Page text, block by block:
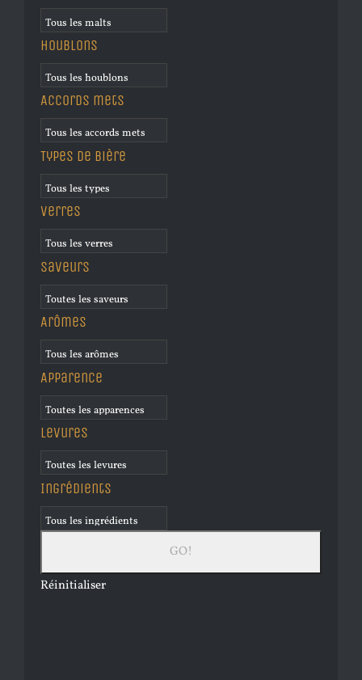
Houblons
Accords mets
Types de bière
Verres
Saveurs
Arômes
Apparence
Levures
Ingrédients
Réinitialiser